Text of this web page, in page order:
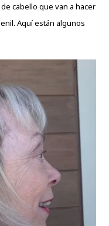
cabello que van a hacer
Aquí están algunos